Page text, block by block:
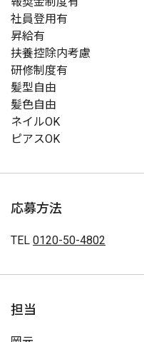
社員登用有
昇給有
扶養控除内考慮
研修制度有
髪型自由
髪色自由
ネイルOK
ピアスOK
応募方法
TEL 0120-50-4802
担当